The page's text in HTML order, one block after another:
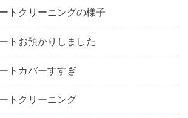
トクリーニングの様子
トお預かりしました
トカバーすすぎ
トクリーニング